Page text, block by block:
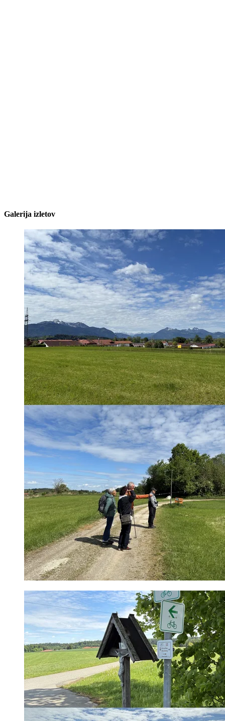
Galerija izletov